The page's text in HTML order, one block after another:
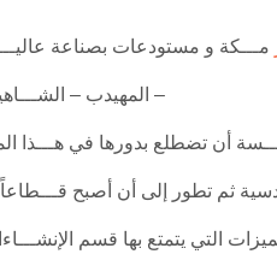
مـــكة و مستودعات بصناعة
– المهيدب –
أن تضطلع بدورها في هـــذا
ثم تطور إلى أن أصبح قـــطاعاً
التي يتمتع بها قسم